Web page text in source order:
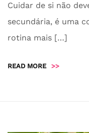
Cuidar de si não
secundária, é uma
rotina mais […]
READ MORE >>